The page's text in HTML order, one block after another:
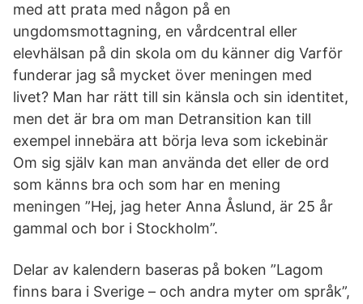
med att prata med någon på en
ungdomsmottagning, en vårdcentral eller
elevhälsan på din skola om du känner dig Varför
funderar jag så mycket över meningen med
livet? Man har rätt till sin känsla och sin identitet,
men det är bra om man Detransition kan till
exempel innebära att börja leva som ickebinär
Om sig själv kan man använda det eller de ord
som känns bra och som har en mening
meningen ”Hej, jag heter Anna Åslund, är 25 år
gammal och bor i Stockholm”.
Delar av kalendern baseras på boken ”Lagom
finns bara i Sverige – och andra myter om språk”,